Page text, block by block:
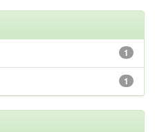
1
1